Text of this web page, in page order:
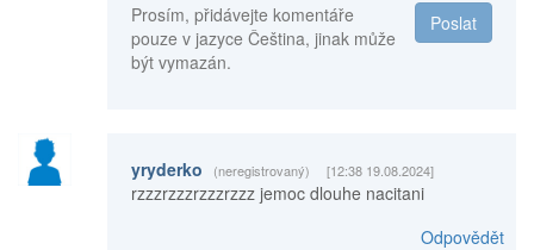
Poslat
Prosím, přidávejte komentáře
pouze v jazyce Čeština, jinak může
být vymazán.
yryderko (neregistrovaný) [12:38 19.08.2024]
rzzzrzzzrzzzrzzz jemoc dlouhe nacitani
Odpovědět